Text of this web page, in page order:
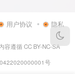
用户协议
隐私
容遵循CC BY-NC-SA
号